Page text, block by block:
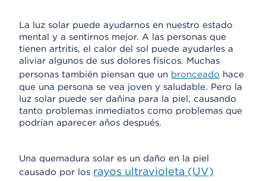
La luz solar puede ayudarnos en nuestro estado
mental y a sentirnos mejor. A las personas que
tienen artritis, el calor del sol puede ayudarles a
aliviar algunos de sus dolores físicos. Muchas
personas también piensan que un bronceado hace
que una persona se vea joven y saludable. Pero la
luz solar puede ser dañina para la piel, causando
tanto problemas inmediatos como problemas que
podrían aparecer años después.
Una quemadura solar es un daño en la piel
causado por los rayos ultravioleta (UV)